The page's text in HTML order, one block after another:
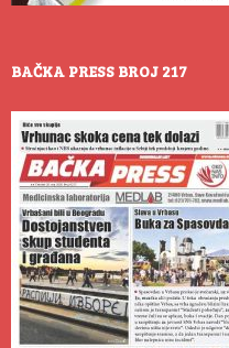
BAČKA PRESS BROJ 217